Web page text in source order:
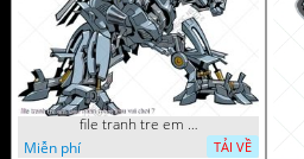
file tranh tre em sieu nhan robot khu vui choi 7
Miễn phí
TẢI VỀ